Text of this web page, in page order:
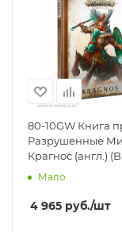
80-10GW Книга
Разрушенные
Крагнос (англ.)
Realms: Kragnos
Мало
4 965 руб./шт